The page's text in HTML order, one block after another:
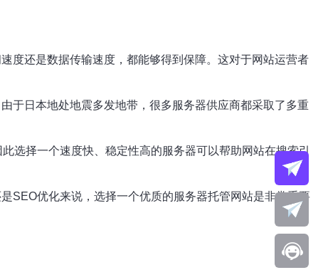
度还是数据传输速度，都能够得到保障。这对于网站运营者
于日本地处地震多发地带，很多服务器供应商都采取了多重
选择一个速度快、稳定性高的服务器可以帮助网站在搜索引
SEO优化来说，选择一个优质的服务器托管网站是非常重要